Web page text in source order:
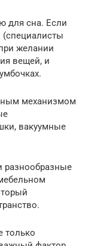
для сна. Если
желании
вещей, и
механизмом
вакуумные
разнообразные
только